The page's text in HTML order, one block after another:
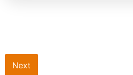
Next